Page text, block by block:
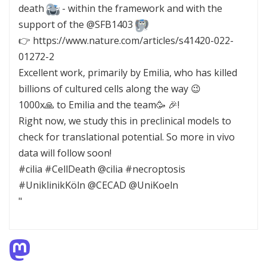
death
- within the framework and with the
support of the @SFB1403
👉 https://www.nature.com/articles/s41420-022-
01272-2
Excellent work, primarily by Emilia, who has killed
billions of cultured cells along the way 😉
1000x🙏 to Emilia and the team🥳 🎉!
Right now, we study this in preclinical models to
check for translational potential. So more in vivo
data will follow soon!
#cilia #CellDeath @cilia #necroptosis
#UniklinikKöln @CECAD @UniKoeln
"